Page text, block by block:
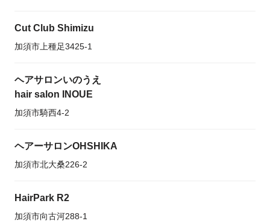
Cut Club Shimizu
加須市上種足3425-1
ヘアサロンいのうえ
hair salon INOUE
加須市騎西4-2
ヘアーサロンOHSHIKA
加須市北大桑226-2
HairPark R2
加須市向古河288-1